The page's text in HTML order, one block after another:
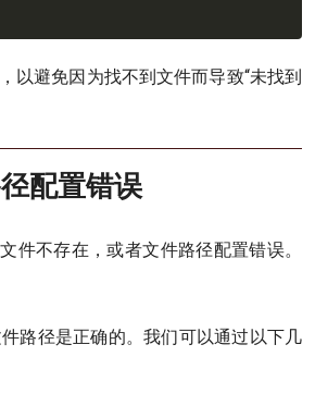
以避免因为找不到文件而导致“未找到
配置错误
件不存在，或者文件路径配置错误。
路径是正确的。我们可以通过以下几